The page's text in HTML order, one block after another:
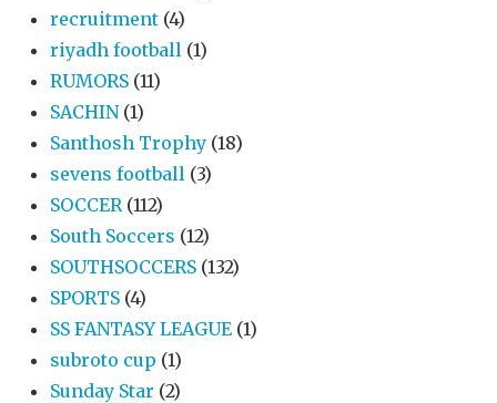
recruitment (4)
riyadh football (1)
RUMORS (11)
SACHIN (1)
Santhosh Trophy (18)
sevens football (3)
SOCCER (112)
South Soccers (12)
SOUTHSOCCERS (132)
SPORTS (4)
SS FANTASY LEAGUE (1)
subroto cup (1)
Sunday Star (2)